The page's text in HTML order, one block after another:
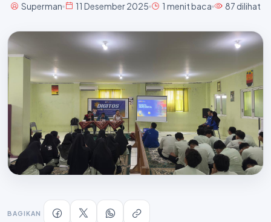
Superman 11 Desember 2025 1 menit baca 87 dilihat
BAGIKAN